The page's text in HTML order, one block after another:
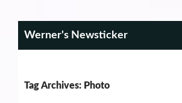
Werner's Newsticker
Tag Archives: Photo